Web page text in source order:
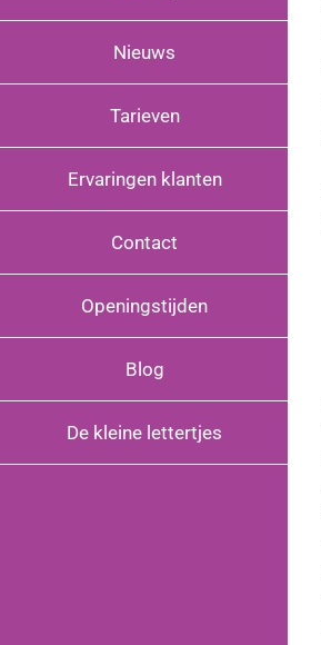
Nieuws
Tarieven
Ervaringen klanten
Contact
Openingstijden
Blog
De kleine lettertjes